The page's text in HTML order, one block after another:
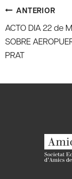
Navegación
de
entradas
ANTERIOR
ACTO DIA 22 de
SOBRE
PRAT